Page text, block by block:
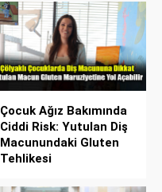
Çocuk Ağız Bakımında
Ciddi Risk: Yutulan Diş
Macunundaki Gluten
Tehlikesi